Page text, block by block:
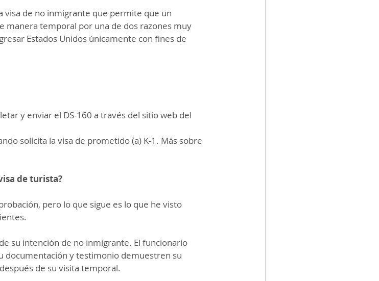
visa de no inmigrante que permite que un
manera temporal por una de dos razones muy
Estados Unidos únicamente con fines de
y enviar el DS-160 a través del sitio web del
solicita la visa de prometido (a) K-1. Más sobre
de turista?
pero lo que sigue es lo que he visto
su intención de no inmigrante. El funcionario
documentación y testimonio demuestren su
de su visita temporal.